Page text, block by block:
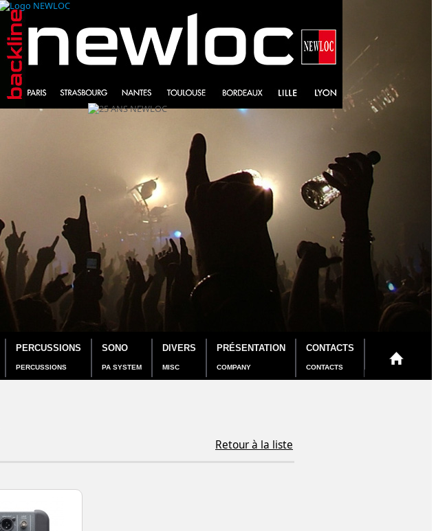
PERCUSSIONS
PERCUSSIONS
SONO
PA SYSTEM
DIVERS
MISC
PRÉSENTATION
COMPANY
CONTACTS
CONTACTS
Retour à la liste